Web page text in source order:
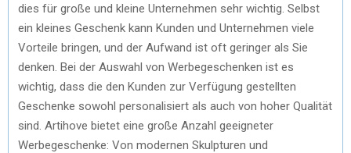
dies für große und kleine Unternehmen sehr wichtig. Selbst
ein kleines Geschenk kann Kunden und Unternehmen viele
Vorteile bringen, und der Aufwand ist oft geringer als Sie
denken. Bei der Auswahl von Werbegeschenken ist es
wichtig, dass die den Kunden zur Verfügung gestellten
Geschenke sowohl personalisiert als auch von hoher Qualität
sind. Artihove bietet eine große Anzahl geeigneter
Werbegeschenke: Von modernen Skulpturen und